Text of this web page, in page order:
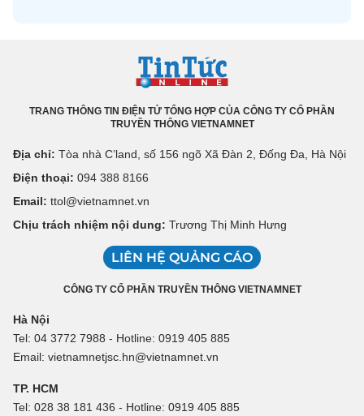
TRANG THÔNG TIN ĐIỆN TỬ TỔNG HỢP CỦA CÔNG TY CỔ PHẦN
TRUYỀN THÔNG VIETNAMNET
Địa chỉ: Tòa nhà C’land, số 156 ngõ Xã Đàn 2, Đống Đa, Hà Nội
Điện thoại: 094 388 8166
Email: ttol@vietnamnet.vn
Chịu trách nhiệm nội dung: Trương Thị Minh Hưng
LIÊN HỆ QUẢNG CÁO
CÔNG TY CỔ PHẦN TRUYỀN THÔNG VIETNAMNET
Hà Nội
Tel: 04 3772 7988 - Hotline: 0919 405 885
Email: vietnamnetjsc.hn@vietnamnet.vn
TP. HCM
Tel: 028 38 181 436 - Hotline: 0919 405 885